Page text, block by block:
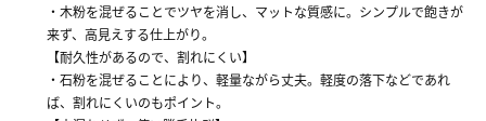
・木粉を混ぜることでツヤを消し、マットな質感に。シンプルで飽きが
来ず、高見えする仕上がり。
【耐久性があるので、割れにくい】
・石粉を混ぜることにより、軽量ながら丈夫。軽度の落下などであれ
ば、割れにくいのもポイント。